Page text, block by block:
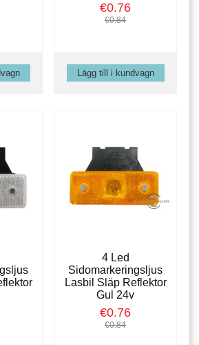
€0.76
€0.84
4 Led
Sidomarkeringsljus
Lasbil Släp Reflektor
Gul 24v
€0.76
€0.84